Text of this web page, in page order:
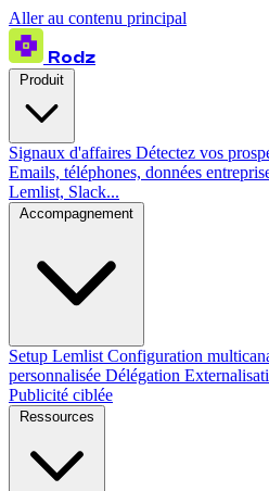
Aller au contenu principal
Rodz
Signaux d'affaires Détectez vos
Emails, téléphones, données
Lemlist, Slack...
Setup Lemlist Configuration
personnalisée Délégation
Publicité ciblée